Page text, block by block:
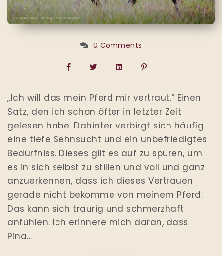
0 Comments
„Ich will das mein Pferd mir vertraut.“ Einen
Satz, den ich schon öfter in letzter Zeit
gelesen habe. Dahinter verbirgt sich häufig
eine tiefe Sehnsucht und ein unbefriedigtes
Bedürfniss. Dieses gilt es auf zu spüren, um
es in sich selbst zu stillen und voll und ganz
anzuerkennen, dass ich dieses Vertrauen
gerade nicht bekomme von meinem Pferd.
Das kann sich traurig und schmerzhaft
anfühlen. Ich erinnere mich daran, dass
Pina…